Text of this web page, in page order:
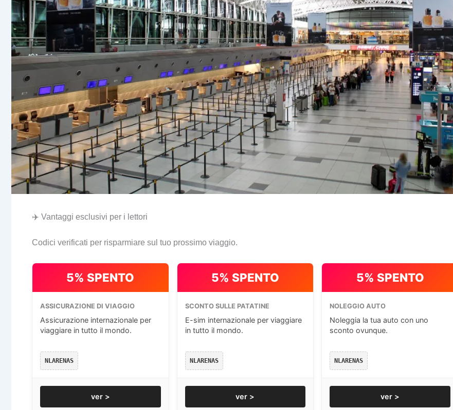
✈️ Vantaggi esclusivi per i lettori
Codici verificati per risparmiare sul tuo prossimo viaggio.
5% SPENTO
ASSICURAZIONE DI VIAGGIO
Assicurazione internazionale per
viaggiare in tutto il mondo.
NLARENAS
ver >
5% SPENTO
SCONTO SULLE PATATINE
E-sim internazionale per viaggiare
in tutto il mondo.
NLARENAS
ver >
5% SPENTO
NOLEGGIO AUTO
Noleggia la tua auto con uno
sconto ovunque.
NLARENAS
ver >